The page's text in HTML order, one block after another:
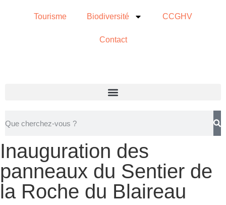
Tourisme Biodiversité CCGHV
Contact
Inauguration des
panneaux du Sentier de
la Roche du Blaireau